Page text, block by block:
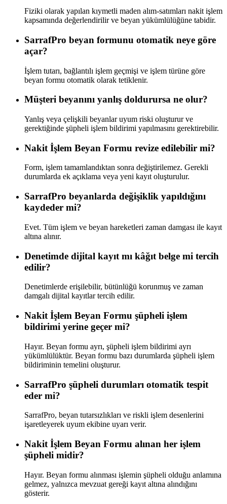
Fiziki olarak yapılan kıymetli maden alım-satımları nakit işlem
kapsamında değerlendirilir ve beyan yükümlülüğüne tabidir.
SarrafPro beyan formunu otomatik neye göre
açar?
İşlem tutarı, bağlantılı işlem geçmişi ve işlem türüne göre
beyan formu otomatik olarak tetiklenir.
Müşteri beyanını yanlış doldurursa ne olur?
Yanlış veya çelişkili beyanlar uyum riski oluşturur ve
gerektiğinde şüpheli işlem bildirimi yapılmasını gerektirebilir.
Nakit İşlem Beyan Formu revize edilebilir mi?
Form, işlem tamamlandıktan sonra değiştirilemez. Gerekli
durumlarda ek açıklama veya yeni kayıt oluşturulur.
SarrafPro beyanlarda değişiklik yapıldığını
kaydeder mi?
Evet. Tüm işlem ve beyan hareketleri zaman damgası ile kayıt
altına alınır.
Denetimde dijital kayıt mı kâğıt belge mi tercih
edilir?
Denetimlerde erişilebilir, bütünlüğü korunmuş ve zaman
damgalı dijital kayıtlar tercih edilir.
Nakit İşlem Beyan Formu şüpheli işlem
bildirimi yerine geçer mi?
Hayır. Beyan formu ayrı, şüpheli işlem bildirimi ayrı
yükümlülüktür. Beyan formu bazı durumlarda şüpheli işlem
bildiriminin temelini oluşturur.
SarrafPro şüpheli durumları otomatik tespit
eder mi?
SarrafPro, beyan tutarsızlıkları ve riskli işlem desenlerini
işaretleyerek uyum ekibine uyarı verir.
Nakit İşlem Beyan Formu alınan her işlem
şüpheli midir?
Hayır. Beyan formu alınması işlemin şüpheli olduğu anlamına
gelmez, yalnızca mevzuat gereği kayıt altına alındığını
gösterir.